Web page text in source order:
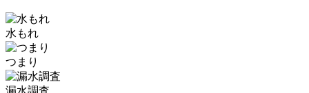
水もれ
つまり
漏水調査